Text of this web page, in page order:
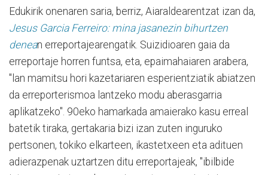
Edukirik onenaren saria, berriz, Aiaraldearentzat izan da,
Jesus Garcia Ferreiro: mina jasanezin bihurtzen
denean erreportajearengatik. Suizidioaren gaia da
erreportaje horren funtsa, eta, epaimahaiaren arabera,
"lan mamitsu hori kazetariaren esperientziatik abiatzen
da erreporterismoa lantzeko modu aberasgarria
aplikatzeko". 90eko hamarkada amaierako kasu erreal
batetik tiraka, gertakaria bizi izan zuten inguruko
pertsonen, tokiko elkarteen, ikastetxeen eta adituen
adierazpenak uztartzen ditu erreportajeak, "ibilbide